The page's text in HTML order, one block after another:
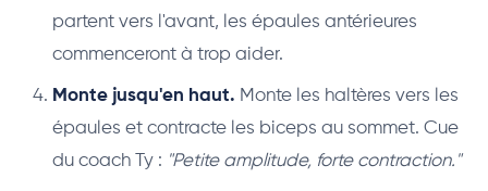
partent vers l'avant, les épaules antérieures
commenceront à trop aider.
Monte jusqu'en haut. Monte les haltères vers les
épaules et contracte les biceps au sommet. Cue
du coach Ty : "Petite amplitude, forte contraction."